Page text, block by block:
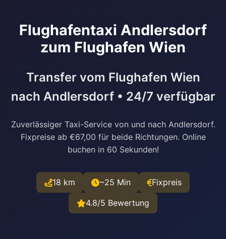
Flughafentaxi Andlersdorf
zum Flughafen Wien
Transfer vom Flughafen Wien
nach Andlersdorf • 24/7 verfügbar
Zuverlässiger Taxi-Service von und nach Andlersdorf.
Fixpreise ab €67,00 für beide Richtungen. Online
buchen in 60 Sekunden!
18 km ~25 Min Fixpreis
4.8/5 Bewertung